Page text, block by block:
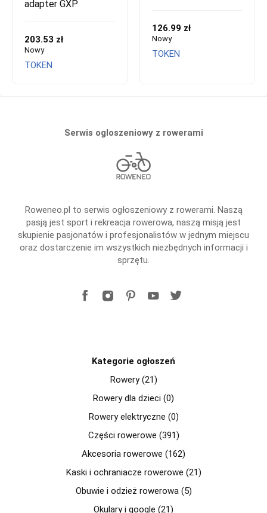
adapter GXP
203.53 zł
Nowy
TOKEN
126.99 zł
Nowy
TOKEN
Serwis ogloszeniowy z rowerami
Roweneo.pl to serwis ogłoszeniowy z rowerami. Naszą
pasją jest sport i rekreacja rowerowa, naszą misją jest
skupienie pasjonatów i profesjonalistów w jednym miejscu
oraz dostarczenie im wszystkich niezbędnych informacji i
sprzętu.
Kategorie ogłoszeń
Rowery (21)
Rowery dla dzieci (0)
Rowery elektryczne (0)
Części rowerowe (391)
Akcesoria rowerowe (162)
Kaski i ochraniacze rowerowe (21)
Obuwie i odzież rowerowa (5)
Okulary i google (21)